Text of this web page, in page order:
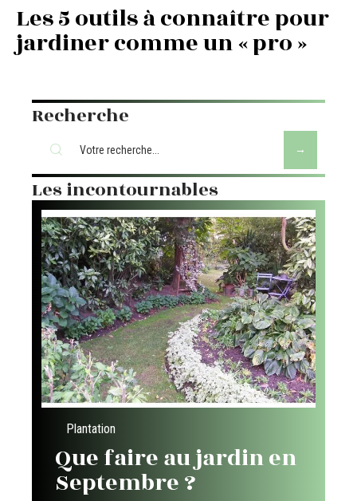
Les 5 outils à connaître pour
jardiner comme un « pro »
Recherche
Les incontournables
Plantation
Que faire au jardin en
Septembre ?